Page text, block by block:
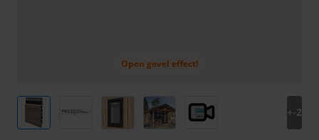
Open gevel effect!
View larger imageView larger image
View larger image
View larger imageView larger image
+-2